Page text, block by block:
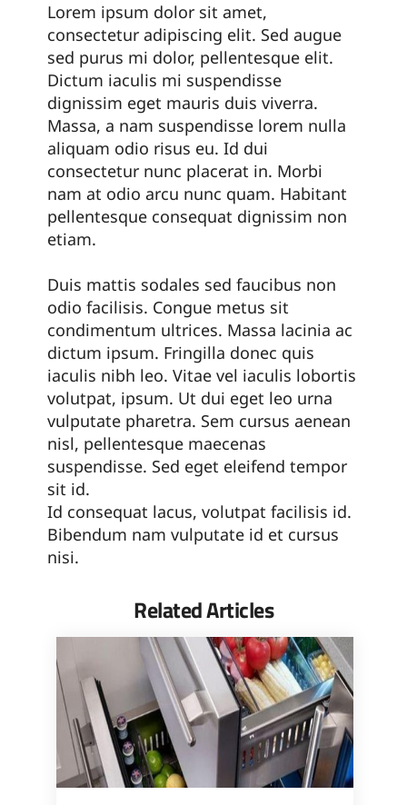
Lorem ipsum dolor sit amet,
consectetur adipiscing elit. Sed augue
sed purus mi dolor, pellentesque elit.
Dictum iaculis mi suspendisse
dignissim eget mauris duis viverra.
Massa, a nam suspendisse lorem nulla
aliquam odio risus eu. Id dui
consectetur nunc placerat in. Morbi
nam at odio arcu nunc quam. Habitant
pellentesque consequat dignissim non
etiam.
Duis mattis sodales sed faucibus non
odio facilisis. Congue metus sit
condimentum ultrices. Massa lacinia ac
dictum ipsum. Fringilla donec quis
iaculis nibh leo. Vitae vel iaculis lobortis
volutpat, ipsum. Ut dui eget leo urna
vulputate pharetra. Sem cursus aenean
nisl, pellentesque maecenas
suspendisse. Sed eget eleifend tempor
sit id.
Id consequat lacus, volutpat facilisis id.
Bibendum nam vulputate id et cursus
nisi.
Related Articles